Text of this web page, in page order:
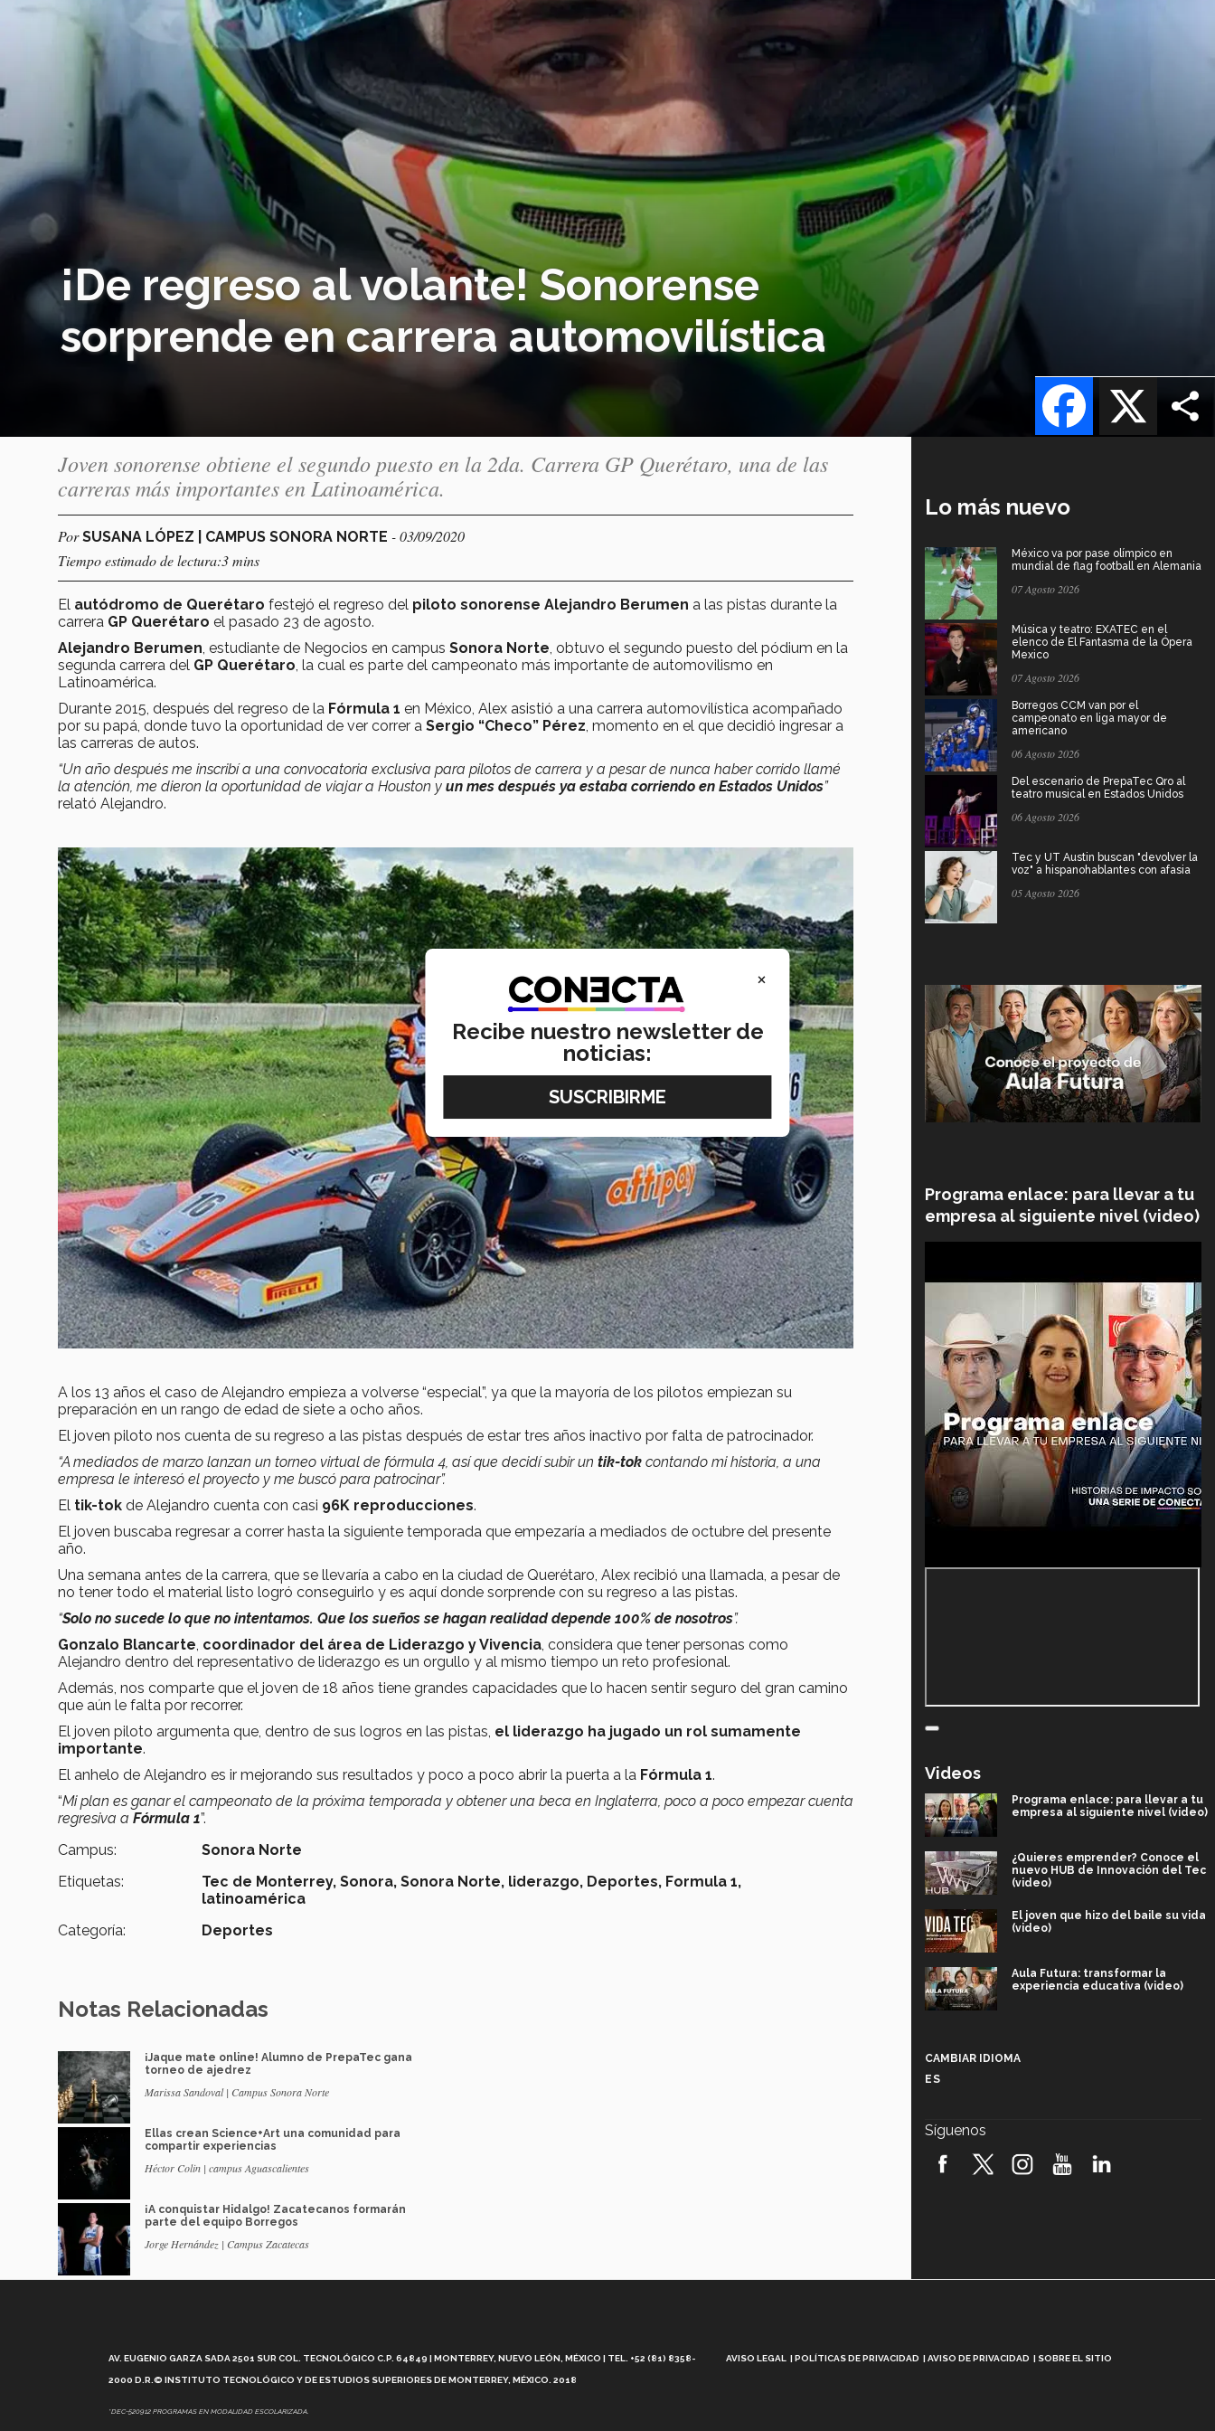
¡De regreso al volante! Sonorense
sorprende en carrera automovilística
X
Facebook
Joven sonorense obtiene el segundo puesto en la 2da. Carrera GP Querétaro, una de las
carreras más importantes en Latinoamérica.
PorSUSANA LÓPEZ | CAMPUS SONORA NORTE - 03/09/2020
Tiempo estimado de lectura:3 mins
El autódromo de Querétaro festejó el regreso del piloto sonorense Alejandro Berumen a las pistas durante la
carrera GP Querétaro el pasado 23 de agosto.
Alejandro Berumen , estudiante de Negocios en campus Sonora Norte , obtuvo el segundo puesto del pódium en la
segunda carrera del GP Querétaro , la cual es parte del campeonato más importante de automovilismo en
Latinoamérica.
Durante 2015, después del regreso de la Fórmula 1 en México, Alex asistió a una carrera automovilística acompañado
por su papá, donde tuvo la oportunidad de ver correr a Sergio “Checo” Pérez , momento en el que decidió ingresar a
las carreras de autos.
“Un año después me inscribí a una convocatoria exclusiva para pilotos de carrera y a pesar de nunca haber corrido llamé
la atención, me dieron la oportunidad de viajar a Houston y un mes después ya estaba corriendo en Estados Unidos”
relató Alejandro.
A los 13 años el caso de Alejandro empieza a volverse “especial”, ya que la mayoría de los pilotos empiezan su
preparación en un rango de edad de siete a ocho años.
El joven piloto nos cuenta de su regreso a las pistas después de estar tres años inactivo por falta de patrocinador.
“A mediados de marzo lanzan un torneo virtual de fórmula 4, así que decidí subir un tik-tok contando mi historia, a una
empresa le interesó el proyecto y me buscó para patrocinar”.
El tik-tok de Alejandro cuenta con casi 96K reproducciones.
El joven buscaba regresar a correr hasta la siguiente temporada que empezaría a mediados de octubre del presente
año.
Una semana antes de la carrera, que se llevaría a cabo en la ciudad de Querétaro, Alex recibió una llamada, a pesar de
no tener todo el material listo logró conseguirlo y es aquí donde sorprende con su regreso a las pistas.
“Solo no sucede lo que no intentamos. Que los sueños se hagan realidad depende 100% de nosotros”.
Gonzalo Blancarte, coordinador del área de Liderazgo y Vivencia, considera que tener personas como
Alejandro dentro del representativo de liderazgo es un orgullo y al mismo tiempo un reto profesional.
Además, nos comparte que el joven de 18 años tiene grandes capacidades que lo hacen sentir seguro del gran camino
que aún le falta por recorrer.
El joven piloto argumenta que, dentro de sus logros en las pistas, el liderazgo ha jugado un rol sumamente
importante.
El anhelo de Alejandro es ir mejorando sus resultados y poco a poco abrir la puerta a la Fórmula 1.
“Mi plan es ganar el campeonato de la próxima temporada y obtener una beca en Inglaterra, poco a poco empezar cuenta
regresiva a Fórmula 1”.
Campus:
Sonora Norte
Etiquetas:
Tec de Monterrey, Sonora, Sonora Norte, liderazgo, Deportes, Formula 1,
latinoamérica
Categoría:
Deportes
Notas Relacionadas
¡Jaque mate online! Alumno de PrepaTec gana
torneo de ajedrez
Marissa Sandoval | Campus Sonora Norte
Ellas crean Science+Art una comunidad para
compartir experiencias
Héctor Colin | campus Aguascalientes
¡A conquistar Hidalgo! Zacatecanos formarán
parte del equipo Borregos
Jorge Hernández | Campus Zacatecas
Lo más nuevo
México va por pase olímpico en
mundial de flag football en Alemania
07 Agosto 2026
Música y teatro: EXATEC en el
elenco de El Fantasma de la Ópera
Mexico
07 Agosto 2026
Borregos CCM van por el
campeonato en liga mayor de
americano
06 Agosto 2026
Del escenario de PrepaTec Qro al
teatro musical en Estados Unidos
06 Agosto 2026
Tec y UT Austin buscan "devolver la
voz" a hispanohablantes con afasia
05 Agosto 2026
Programa enlace: para llevar a tu
empresa al siguiente nivel (video)
Videos
Programa enlace: para llevar a tu
empresa al siguiente nivel (video)
¿Quieres emprender? Conoce el
nuevo HUB de Innovación del Tec
(video)
El joven que hizo del baile su vida
(video)
Aula Futura: transformar la
experiencia educativa (video)
robótica FIRST 2026! (video)
CAMBIAR IDIOMA
ES
Síguenos
AV. EUGENIO GARZA SADA 2501 SUR COL. TECNOLÓGICO C.P. 64849 | MONTERREY, NUEVO LEÓN, MÉXICO | TEL. +52 (81) 8358-
2000 D.R.© INSTITUTO TECNOLÓGICO Y DE ESTUDIOS SUPERIORES DE MONTERREY, MÉXICO. 2018
*DEC-520912 PROGRAMAS EN MODALIDAD ESCOLARIZADA.
AVISO LEGAL POLÍTICAS DE PRIVACIDAD AVISO DE PRIVACIDAD SOBRE EL SITIO
×
Recibe nuestro newsletter de
noticias: